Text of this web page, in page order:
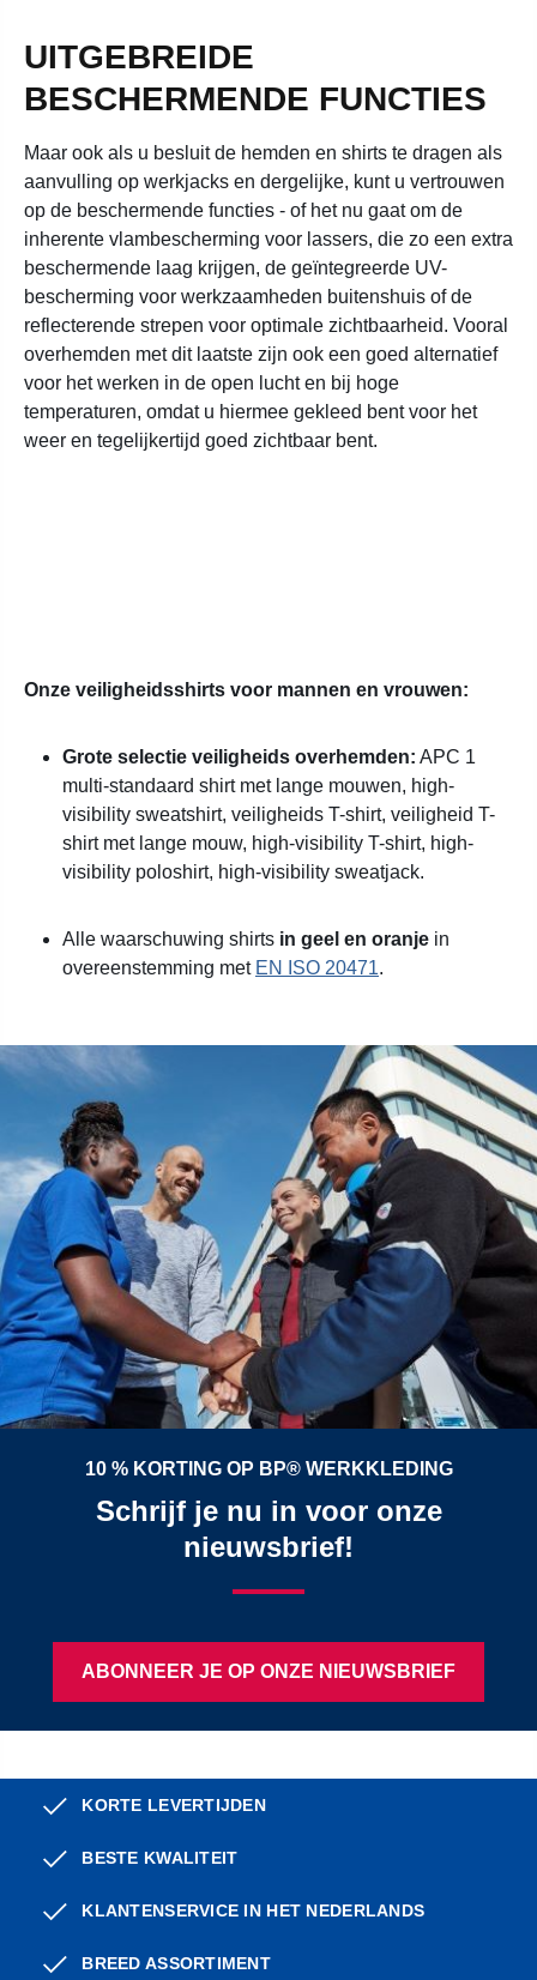
UITGEBREIDE
BESCHERMENDE FUNCTIES
Maar ook als u besluit de hemden en shirts te dragen als
aanvulling op werkjacks en dergelijke, kunt u vertrouwen
op de beschermende functies - of het nu gaat om de
inherente vlambescherming voor lassers, die zo een extra
beschermende laag krijgen, de geïntegreerde UV-
bescherming voor werkzaamheden buitenshuis of de
reflecterende strepen voor optimale zichtbaarheid. Vooral
overhemden met dit laatste zijn ook een goed alternatief
voor het werken in de open lucht en bij hoge
temperaturen, omdat u hiermee gekleed bent voor het
weer en tegelijkertijd goed zichtbaar bent.
Onze veiligheidsshirts voor mannen en vrouwen:
Grote selectie veiligheids overhemden: APC 1
multi-standaard shirt met lange mouwen, high-
visibility sweatshirt, veiligheids T-shirt, veiligheid T-
shirt met lange mouw, high-visibility T-shirt, high-
visibility poloshirt, high-visibility sweatjack.
Alle waarschuwing shirts in geel en oranje in
overeenstemming met EN ISO 20471.
10 % KORTING OP BP® WERKKLEDING
Schrijf je nu in voor onze
nieuwsbrief!
ABONNEER JE OP ONZE NIEUWSBRIEF
KORTE LEVERTIJDEN
BESTE KWALITEIT
KLANTENSERVICE IN HET NEDERLANDS
BREED ASSORTIMENT